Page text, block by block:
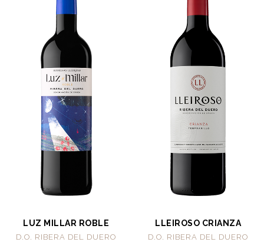
LUZ MILLAR ROBLE
D.O. RIBERA DEL DUERO
LLEIROSO CRIANZA
D.O. RIBERA DEL DUERO